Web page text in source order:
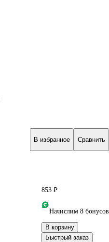
В избранное Сравнить
853 ₽
Начислим 8 бонусов
В корзину
Быстрый заказ